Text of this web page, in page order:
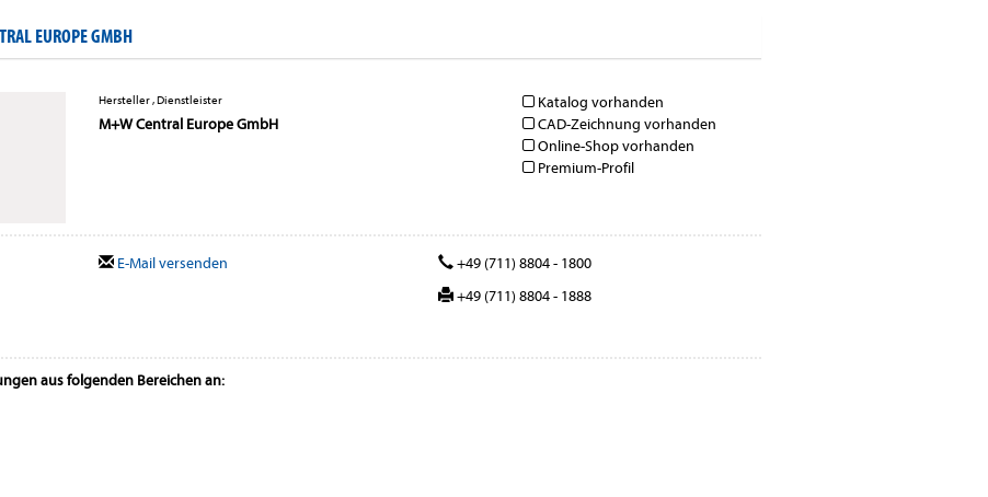
EUROPE GMBH
Hersteller , Dienstleister
M+W Central Europe GmbH
Katalog vorhanden
CAD-Zeichnung vorhanden
Online-Shop vorhanden
Premium-Profil
E-Mail versenden
+49 (711) 8804 - 1800
+49 (711) 8804 - 1888
aus folgenden Bereichen an: